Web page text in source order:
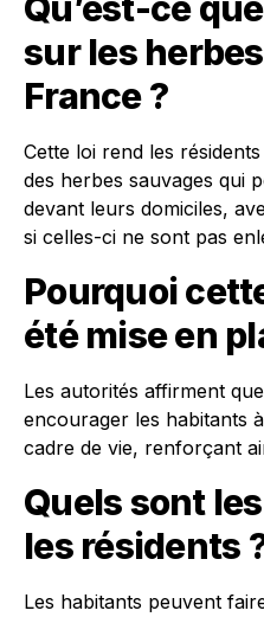
sur les
France ?
Cette loi rend les
des herbes sauvages qui
devant leurs domiciles,
si celles-ci ne sont pas
Pourquoi
été mise en
Les autorités affirment
encourager les habitants
cadre de vie, renforçant
Quels sont
les résidents
Les habitants peuvent